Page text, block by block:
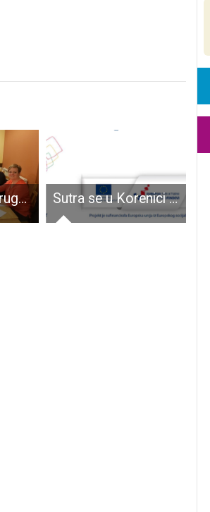
Osnovana je Udruga turističkih vodiča Like!!! Sutra se u Korenici održava Javna tribina „Iskustvo i izazovi u radu sa ženama žrtvama nasilja i žrtvama nasilja u obitelji“